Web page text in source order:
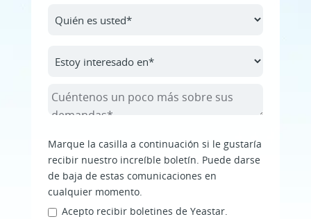
Marque la casilla a continuación si le gustaría
recibir nuestro increíble boletín. Puede darse
de baja de estas comunicaciones en
cualquier momento.
Acepto recibir boletines de Yeastar.